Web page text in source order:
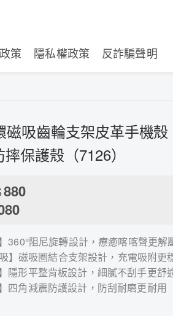
策 隱私權政策 反詐騙聲明
磁吸齒輪支架皮革手機殼
保護殼（7126）
880
360°阻尼旋轉設計，療癒喀喀聲更解
】磁吸圈結合支架設計，充電吸附更
隱形平整背板設計，細膩不刮手更舒
四角減震防護設計，防刮耐磨更耐用